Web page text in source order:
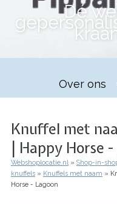
Dé
Over ons
Knuffel met
| Happy Horse
Kruimelpad
Webshoplocatie.nl Shop-in-
knuffels
Knuffels met naam
Horse - Lagoon